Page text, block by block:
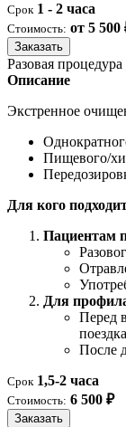
Срок 1 - 2 часа
Стоимость: от 5 500
Заказать
Разовая
Описание
Экстренное
Пищевого/
Для кого
Пациентам
Для
Перед
После
Срок 1,5-2 часа
Стоимость: 6 500 ₽
Заказать